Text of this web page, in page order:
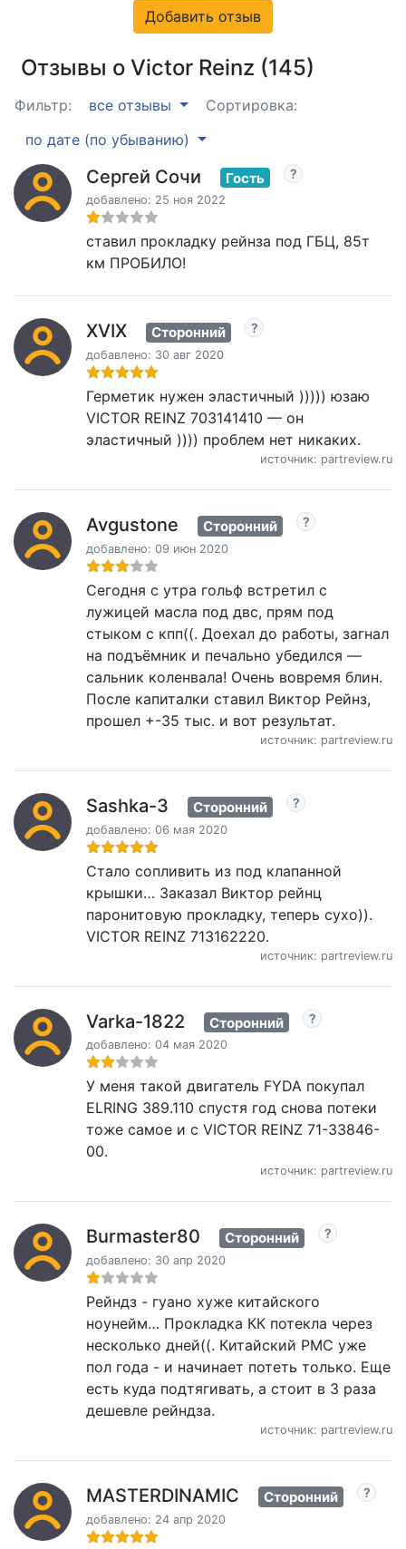
Добавить отзыв
Отзывы о Victor Reinz (145)
Фильтр: все отзывы
Сортировка:
по дате (по убыванию)
Сергей Сочи Гость
добавлено: 25 ноя 2022
ставил прокладку рейнза под ГБЦ, 85т
км ПРОБИЛО!
XVIX Сторонний
добавлено: 30 авг 2020
Герметик нужен эластичный ))))) юзаю
VICTOR REINZ 703141410 — он
эластичный )))) проблем нет никаких.
источник: partreview.ru
Avgustone Сторонний
добавлено: 09 июн 2020
Сегодня с утра гольф встретил с
лужицей масла под двс, прям под
стыком с кпп((. Доехал до работы, загнал
на подъёмник и печально убедился —
сальник коленвала! Очень вовремя блин.
После капиталки ставил Виктор Рейнз,
прошел +-35 тыс. и вот результат.
источник: partreview.ru
Sashka-3 Сторонний
добавлено: 06 мая 2020
Стало сопливить из под клапанной
крышки… Заказал Виктор рейнц
паронитовую прокладку, теперь сухо)).
VICTOR REINZ 713162220.
источник: partreview.ru
Varka-1822 Сторонний
добавлено: 04 мая 2020
У меня такой двигатель FYDA пoкупал
ELRING 389.110 спустя год снова потеки
тоже самое и с VICTOR REINZ 71-33846-
00.
источник: partreview.ru
Burmaster80 Сторонний
добавлено: 30 апр 2020
Рейндз - гуано хуже китайского
ноунейм… Прокладка КК потекла через
несколько дней((. Китайский PMC уже
пол года - и начинает потеть только. Еще
есть куда подтягивать, а стоит в 3 раза
дешевле рейндза.
источник: partreview.ru
MASTERDINAMIC Сторонний
добавлено: 24 апр 2020